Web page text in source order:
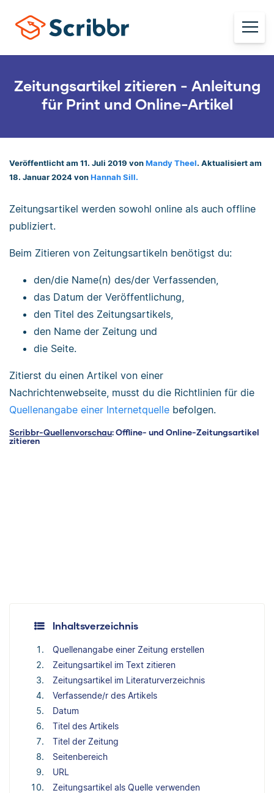
Zeitungsartikel zitieren - Anleitung
für Print und Online-Artikel
Veröffentlicht am 11. Juli 2019 von Mandy Theel. Aktualisiert am
18. Januar 2024 von Hannah Sill.
Zeitungsartikel werden sowohl online als auch offline
publiziert.
Beim Zitieren von Zeitungsartikeln benötigst du:
den/die Name(n) des/der Verfassenden,
das Datum der Veröffentlichung,
den Titel des Zeitungsartikels,
den Name der Zeitung und
die Seite.
Zitierst du einen Artikel von einer
Nachrichtenwebseite, musst du die Richtlinien für die
Quellenangabe einer Internetquelle befolgen.
Scribbr-Quellenvorschau: Offline- und Online-Zeitungsartikel
zitieren
Inhaltsverzeichnis
Quellenangabe einer Zeitung erstellen
Zeitungsartikel im Text zitieren
Zeitungsartikel im Literaturverzeichnis
Verfassende/r des Artikels
Datum
Titel des Artikels
Titel der Zeitung
Seitenbereich
URL
Zeitungsartikel als Quelle verwenden